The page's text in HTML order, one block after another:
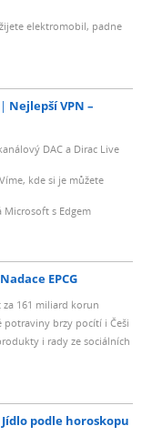
elektromobil, padne
Nejlepší VPN –
DAC a Dirac Live
kde si je můžete
Microsoft s Edgem
Nadace EPCG
161 miliard korun
potraviny brzy pocítí i Češi
i rady ze sociálních
Jídlo podle horoskopu